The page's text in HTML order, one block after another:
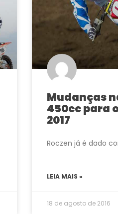
Mudanças
450cc para
2017
Roczen já é dado
LEIA MAIS »
18 de agosto de 2016